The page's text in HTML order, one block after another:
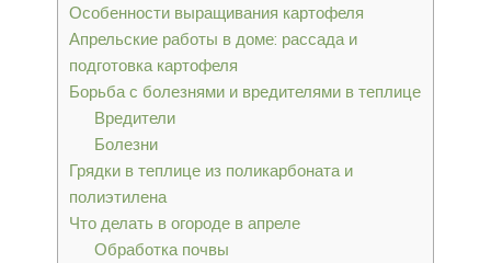
Особенности выращивания картофеля
Апрельские работы в доме: рассада и
подготовка картофеля
Борьба с болезнями и вредителями в теплице
Вредители
Болезни
Грядки в теплице из поликарбоната и
полиэтилена
Что делать в огороде в апреле
Обработка почвы